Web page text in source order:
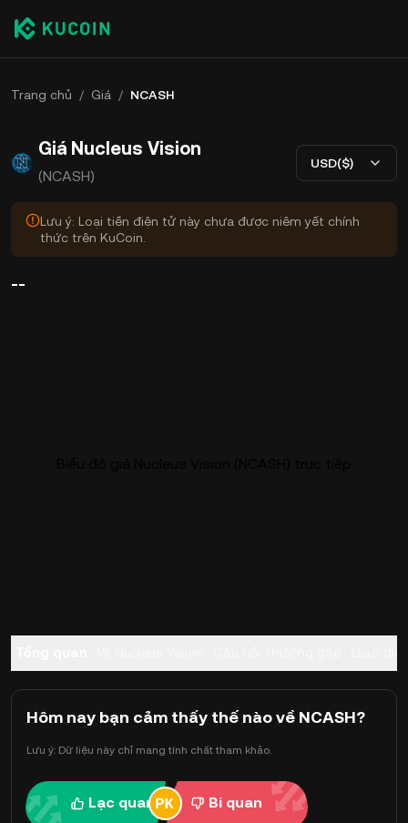
Trang chủ / Giá / NCASH
Giá Nucleus Vision
(NCASH)
USD($)
Lưu ý: Loại tiền điện tử này chưa được niêm yết chính
thức trên KuCoin.
--
Hôm nay bạn cảm thấy thế nào về NCASH?
Lưu ý: Dữ liệu này chỉ mang tính chất tham khảo.
Lạc quan Bi quan